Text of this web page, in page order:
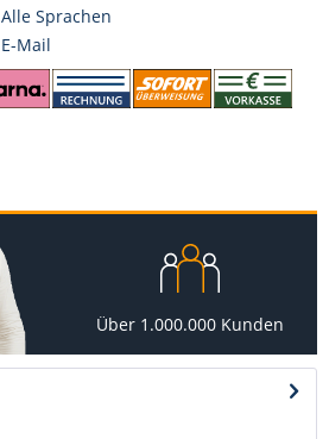
Alle Sprachen
E-Mail
Über 1.000.000 Kunden